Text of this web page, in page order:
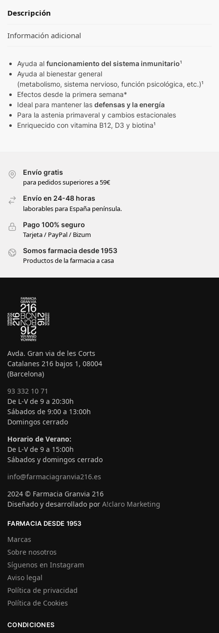
Descripción
Información adicional
Ayuda al funcionamiento del sistema inmunitario¹
Ayuda al bienestar general
(metabolismo, sistema nervioso, función psicológica, etc.)¹
Efectos desde la primera semana*
Ideal para mantener las defensas y la energía
Para la astenia primaveral y cambios estacionales
Enriquecido con vitamina B12, D3 y biotina¹
Envío gratis
para pedidos superiores a 59€
Envío en 24-48 horas
laborables para España península.
Pago 100% seguro
Tarjeta / PayPal / Bizum
Somos farmacia desde 1953
Productos de la farmacia a casa
Avda. Gran via de les Corts
Catalanes 216 bajos 1, 08004
(Barcelona)
93 332 10 71
De L-V de 9 a 20:30h
Sábados de 9:00 a 13:00h
Domingos cerrado
Horario de Verano:
De L-V de 9 a 15:00h
Sábados y domingos cerrado
info@farmaciagranvia216.es
2024 © Farmacia Granvia 216
Diseñado y desarrollado por A!claro Marketing
FARMACIA DESDE 1953
Marcas
Sobre nosotros
Síguenos en Instagram
Aviso legal
Política de privacidad
Política de Cookies
CONDICIONES